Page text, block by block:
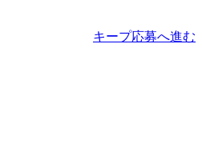
キープ応募へ進む